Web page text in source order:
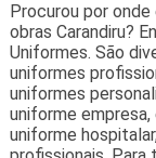
Procurou por
obras Carandiru?
Uniformes. São
uniformes
uniformes
uniforme
uniforme